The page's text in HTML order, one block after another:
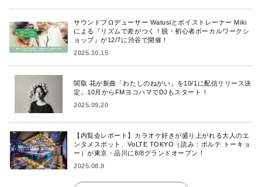
サウンドプロデューサー Watusiとボイストレーナー Miki
による『リズムで差がつく！脱・初心者ボーカルワークシ
ョップ』が12/7に渋谷で開催！
2025.10.15
関取 花が新曲「わたしのねがい」を10/1に配信リリース決
定。10月からFMヨコハマでDJもスタート！
2025.09.20
【内覧会レポート】カラオケ好きが盛り上がれる大人のエ
ンタメスポット、VoLTE TOKYO（読み：ボルテ トーキョ
ー）が東京・品川に8/8グランドオープン！
2025.08.9